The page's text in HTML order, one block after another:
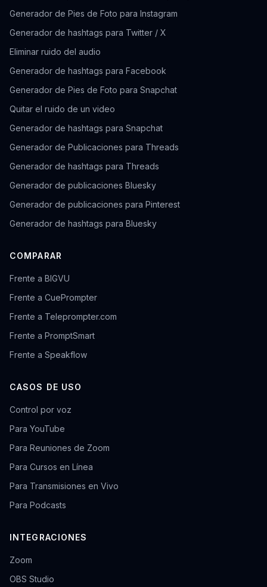
Generador de Pies de Foto para Instagram
Generador de hashtags para Twitter / X
Eliminar ruido del audio
Generador de hashtags para Facebook
Generador de Pies de Foto para Snapchat
Quitar el ruido de un video
Generador de hashtags para Snapchat
Generador de Publicaciones para Threads
Generador de hashtags para Threads
Generador de publicaciones Bluesky
Generador de publicaciones para Pinterest
Generador de hashtags para Bluesky
COMPARAR
Frente a BIGVU
Frente a CuePrompter
Frente a Teleprompter.com
Frente a PromptSmart
Frente a Speakflow
CASOS DE USO
Control por voz
Para YouTube
Para Reuniones de Zoom
Para Cursos en Línea
Para Transmisiones en Vivo
Para Podcasts
INTEGRACIONES
Zoom
OBS Studio